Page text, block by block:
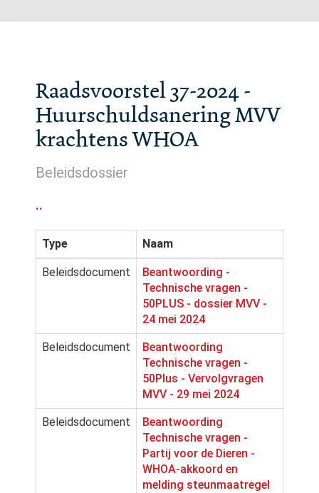
Raadsvoorstel 37-2024 -
Huurschuldsanering MVV
krachtens WHOA
Beleidsdossier
..
Type Naam
Beleidsdocument
Beantwoording -
Technische vragen -
50PLUS - dossier MVV -
24 mei 2024
Beleidsdocument
Beantwoording
Technische vragen -
50Plus - Vervolgvragen
MVV - 29 mei 2024
Beleidsdocument
Beantwoording
Technische vragen -
Partij voor de Dieren -
WHOA-akkoord en
melding steunmaatregel